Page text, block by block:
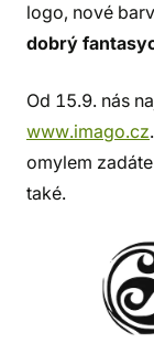
logo, nové
dobrý
Od 15.9. nás
www.imago.cz
omylem
také.